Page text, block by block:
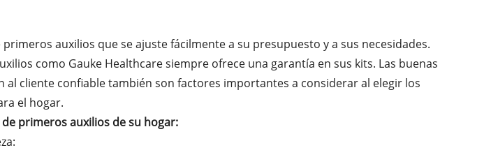
auxilios que se ajuste fácilmente a su presupuesto y a sus necesidades.
como Gauke Healthcare siempre ofrece una garantía en sus kits. Las buenas
al cliente confiable también son factores importantes a considerar al elegir los
el hogar.
primeros auxilios de su hogar: